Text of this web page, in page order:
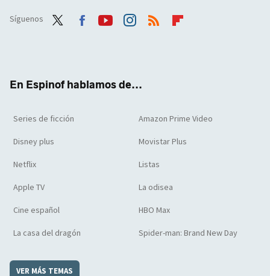
Síguenos
En Espinof hablamos de...
Series de ficción Amazon Prime Video
Disney plus Movistar Plus
Netflix Listas
Apple TV La odisea
Cine español HBO Max
La casa del dragón Spider-man: Brand New Day
VER MÁS TEMAS